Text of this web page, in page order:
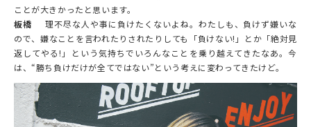
ことが大きかったと思います。
板橋
理不尽な人や事に負けたくないよね。わたしも、負けず嫌いな
ので、嫌なことを言われたりされたりしても「負けない!」とか「絶対見
返してやる!」という気持ちでいろんなことを乗り越えてきたなあ。今
は、“勝ち負けだけが全てではない”という考えに変わってきたけど。